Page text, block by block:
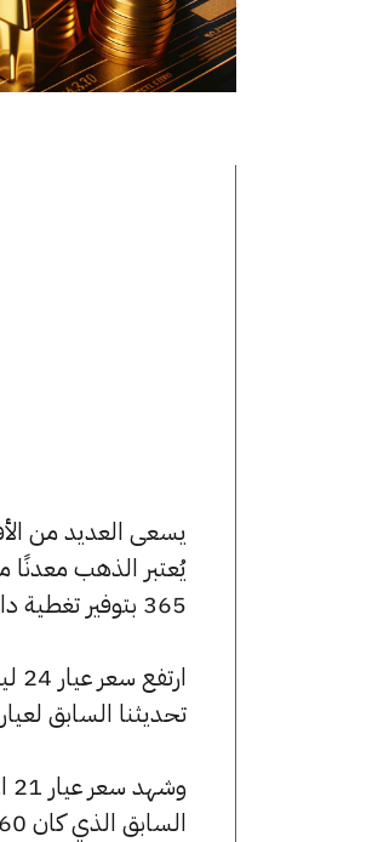
يُعتبر الذهب معدنًا
365 بتوفير تغطية دائمة لأسعار الذهب الآن وفي هذا المقال، سنتعرف على كافة أسعار الأعيرة.
تحديثنا السابق لعيار
السابق الذي كان 7160 جنيهًا للبيع و7100 جنيهًا للشراء.